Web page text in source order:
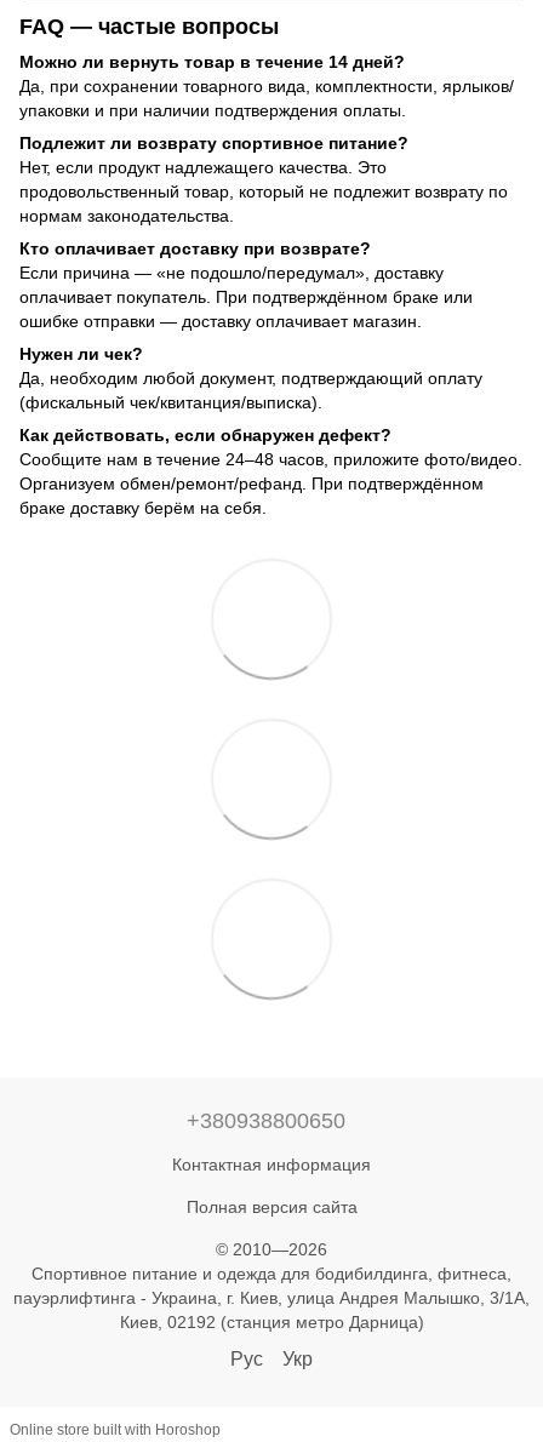
FAQ — частые вопросы
Можно ли вернуть товар в течение 14 дней?
Да, при сохранении товарного вида, комплектности, ярлыков/
упаковки и при наличии подтверждения оплаты.
Подлежит ли возврату спортивное питание?
Нет, если продукт надлежащего качества. Это
продовольственный товар, который не подлежит возврату по
нормам законодательства.
Кто оплачивает доставку при возврате?
Если причина — «не подошло/передумал», доставку
оплачивает покупатель. При подтверждённом браке или
ошибке отправки — доставку оплачивает магазин.
Нужен ли чек?
Да, необходим любой документ, подтверждающий оплату
(фискальный чек/квитанция/выписка).
Как действовать, если обнаружен дефект?
Сообщите нам в течение 24–48 часов, приложите фото/видео.
Организуем обмен/ремонт/рефанд. При подтверждённом
браке доставку берём на себя.
+380938800650
Контактная информация
Полная версия сайта
© 2010—2026
Спортивное питание и одежда для бодибилдинга, фитнеса,
пауэрлифтинга - Украина, г. Киев, улица Андрея Малышко, 3/1А,
Киев, 02192 (станция метро Дарница)
Рус Укр
Online store built with Horoshop